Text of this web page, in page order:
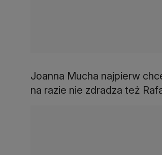
Joanna Mucha najpierw
na razie nie zdradza też